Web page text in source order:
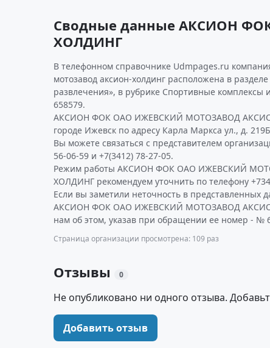
Сводные данные АКСИОН
ХОЛДИНГ
В телефонном справочнике Udmpages.ru
мотозавод аксион-холдинг расположена в разделе
развлечения», в рубрике Спортивные комплексы
658579.
АКСИОН ФОК ОАО ИЖЕВСКИЙ МОТОЗАВОД
городе Ижевск по адресу Карла Маркса ул., д.
Вы можете связаться с представителем
56-06-59 и +7(3412) 78-27-05.
Режим работы АКСИОН ФОК ОАО ИЖЕВСКИЙ
ХОЛДИНГ рекомендуем уточнить по телефону
Если вы заметили неточность в представленных
АКСИОН ФОК ОАО ИЖЕВСКИЙ МОТОЗАВОД
нам об этом, указав при обращении ее номер - №
Страница организации просмотрена: 109 раз
Отзывы 0
Не опубликовано ни одного отзыва.
Добавить отзыв